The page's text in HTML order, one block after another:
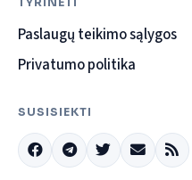
Paslaugų teikimo sąlygos
Privatumo politika
SUSISIEKTI